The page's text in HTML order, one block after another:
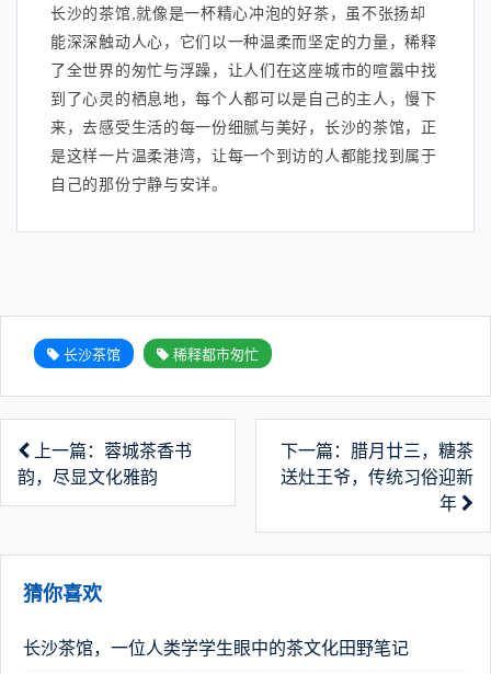
长沙的茶馆,就像是一杯精心冲泡的好茶，虽不张扬却
能深深触动人心，它们以一种温柔而坚定的力量，稀释
了全世界的匆忙与浮躁，让人们在这座城市的喧嚣中找
到了心灵的栖息地，每个人都可以是自己的主人，慢下
来，去感受生活的每一份细腻与美好，长沙的茶馆，正
是这样一片温柔港湾，让每一个到访的人都能找到属于
自己的那份宁静与安详。
长沙茶馆 稀释都市匆忙
上一篇：蓉城茶香书
韵，尽显文化雅韵
下一篇：腊月廿三，糖茶
送灶王爷，传统习俗迎新
年
猜你喜欢
长沙茶馆，一位人类学学生眼中的茶文化田野笔记